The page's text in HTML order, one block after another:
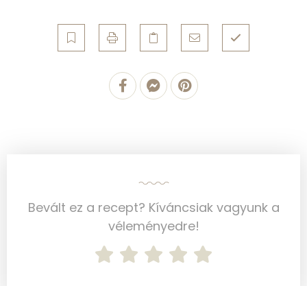
C vitamin:
11 mg
Niacin - B3 vitamin:
3 mg
Pantoténsav - B5 vitamin:
Folsav - B9-vitamin:
Bevált ez a recept? Kíváncsiak vagyunk a
véleményedre!